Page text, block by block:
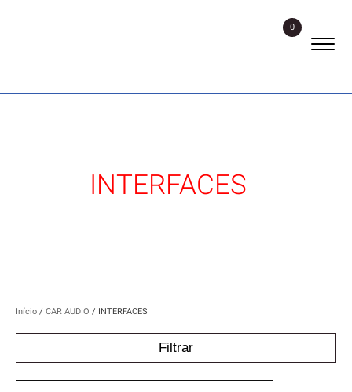
0
INTERFACES
Início / CAR AUDIO / INTERFACES
Filtrar